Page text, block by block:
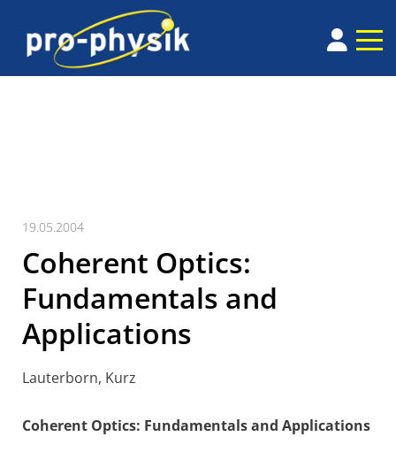
19.05.2004
Coherent Optics:
Fundamentals and
Applications
Lauterborn, Kurz
Coherent Optics: Fundamentals and Applications